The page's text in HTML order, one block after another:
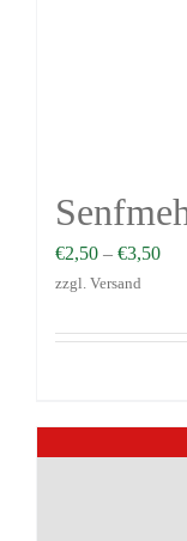
€2,50 – €3,50
zzgl. Versand